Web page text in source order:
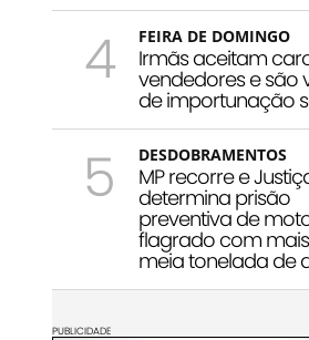
4 FEIRA DE DOMINGO
Irmãs aceitam
vendedores e são
de importunação
5 DESDOBRAMENTOS
MP recorre e
determina prisão
preventiva de
flagrado com
meia tonelada de
PUBLICIDADE